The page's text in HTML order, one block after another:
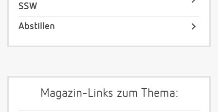
SSW
Abstillen
Magazin-Links zum Thema: